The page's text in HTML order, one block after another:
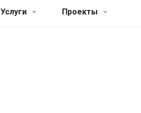
Услуги Проекты